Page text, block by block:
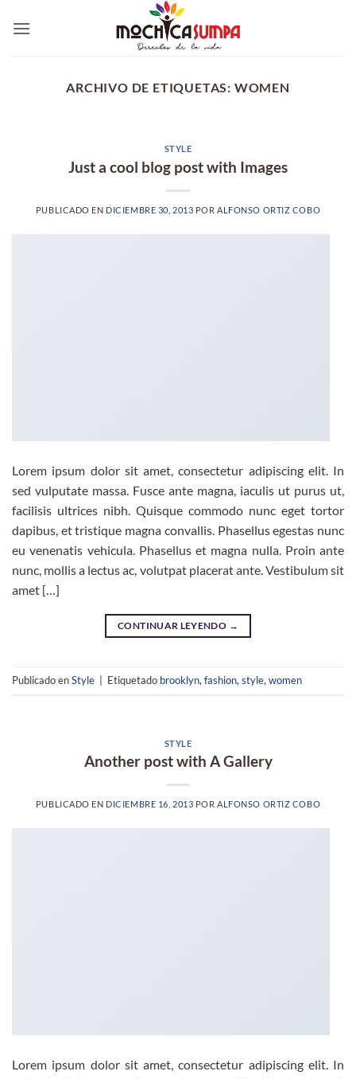
ARCHIVO DE ETIQUETAS: WOMEN
STYLE
Just a cool blog post with Images
PUBLICADO EN DICIEMBRE 30, 2013 POR ALFONSO ORTIZ COBO
Lorem ipsum dolor sit amet, consectetur adipiscing elit. In
sed vulputate massa. Fusce ante magna, iaculis ut purus ut,
facilisis ultrices nibh. Quisque commodo nunc eget tortor
dapibus, et tristique magna convallis. Phasellus egestas nunc
eu venenatis vehicula. Phasellus et magna nulla. Proin ante
nunc, mollis a lectus ac, volutpat placerat ante. Vestibulum sit
amet […]
CONTINUAR LEYENDO →
Publicado enStyle Etiquetado brooklyn, fashion, style, women
STYLE
Another post with A Gallery
PUBLICADO EN DICIEMBRE 16, 2013 PORALFONSO ORTIZ COBO
Lorem ipsum dolor sit amet, consectetur adipiscing elit. In